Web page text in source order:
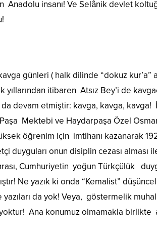
insanı! Ve Selânik devlet
günleri ( halk dilinde “dokuz
itibaren Atsız Bey’i de
devam etmiştir: kavga, kavga, kavga!
Mektebi ve Haydarpaşa Özel
öğrenim için imtihanı kazanarak
duyguları onun disiplin cezası alması
Cumhuriyetin yoğun Türkçülük
Ne yazık ki onda “Kemalist”
yazıları da yok! Veya, göstermelik
Ana konumuz olmamakla birlikte